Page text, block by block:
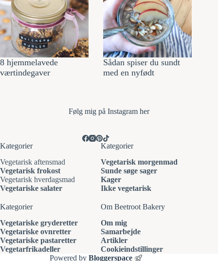
8 hjemmelavede
værtindegaver
Sådan spiser du sundt
med en nyfødt
Følg mig på Instagram her
Kategorier
Vegetarisk aftensmad
Vegetarisk frokost
Vegetarisk hverdagsmad
Vegetariske salater
Kategorier
Vegetarisk morgenmad
Sunde søge sager
Kager
Ikke vegetarisk
Kategorier
Vegetariske gryderetter
Vegetariske ovnretter
Vegetariske pastaretter
Vegetarfrikadeller
Om Beetroot Bakery
Om mig
Samarbejde
Artikler
Cookieindstillinger
Powered byBloggerspace